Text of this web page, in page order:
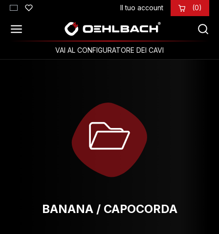
Passa al contenuto principale Il tuo account (0)
VAI AL CONFIGURATORE DEI CAVI
BANANA / CAPOCORDA